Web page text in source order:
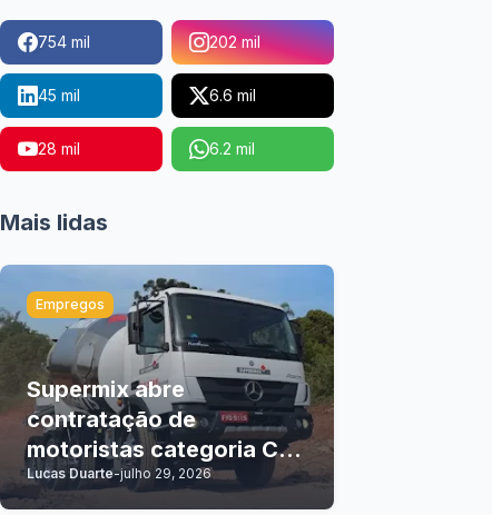
754 mil 202 mil
45 mil 6.6 mil
28 mil 6.2 mil
Mais lidas
Empregos
Supermix abre
contratação de
motoristas categoria C, D
e E
Lucas Duarte-julho 29, 2026